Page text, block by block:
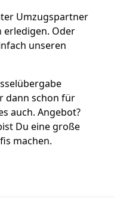
Umzugspartner
erledigen. Oder
unseren
dann schon für
auch. Angebot?
Du eine große
machen.